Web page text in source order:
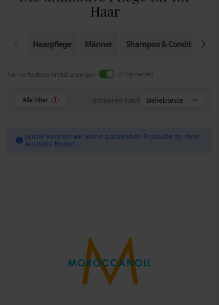
Haar
Haarpflege Männer Shampoo & Conditioner
Nur verfügbare Artikel anzeigen 0 Elemente
Alle Filter 1 Sortieren nach
Leider können wir keine passenden Produkte zu ihrer
Auswahl finden.